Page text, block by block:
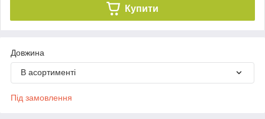
Купити
Довжина
В асортименті
Під замовлення